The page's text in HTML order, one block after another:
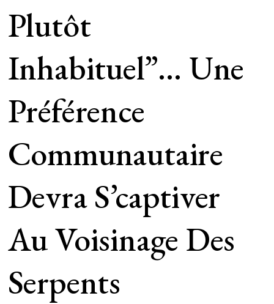
Plutôt
Inhabituel”… Une
Préférence
Communautaire
Devra S’captiver
Au Voisinage Des
Serpents